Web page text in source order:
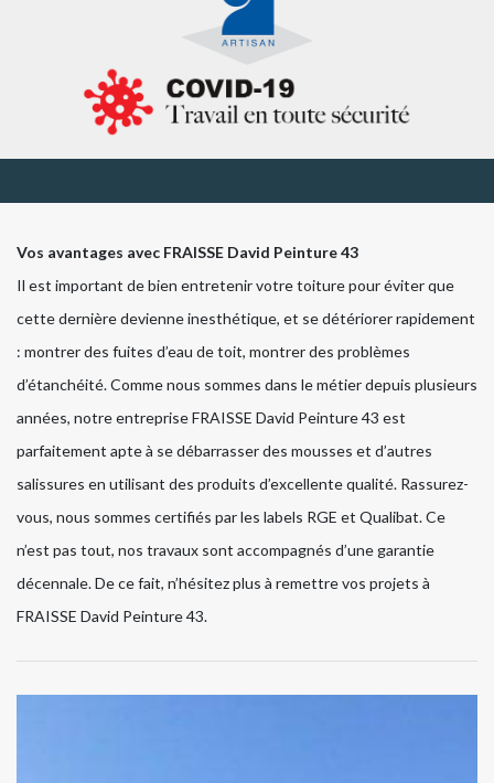
Vos avantages avec FRAISSE David Peinture 43
Il est important de bien entretenir votre toiture pour éviter que
cette dernière devienne inesthétique, et se détériorer rapidement
: montrer des fuites d’eau de toit, montrer des problèmes
d’étanchéité. Comme nous sommes dans le métier depuis plusieurs
années, notre entreprise FRAISSE David Peinture 43 est
parfaitement apte à se débarrasser des mousses et d’autres
salissures en utilisant des produits d’excellente qualité. Rassurez-
vous, nous sommes certifiés par les labels RGE et Qualibat. Ce
n’est pas tout, nos travaux sont accompagnés d’une garantie
décennale. De ce fait, n’hésitez plus à remettre vos projets à
FRAISSE David Peinture 43.